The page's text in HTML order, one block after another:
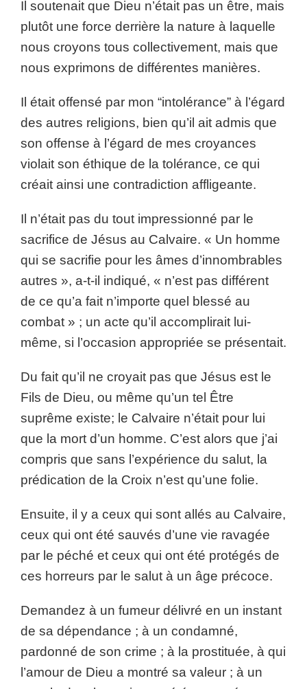
Il soutenait que Dieu n’était pas un être, mais
plutôt une force derrière la nature à laquelle
nous croyons tous collectivement, mais que
nous exprimons de différentes manières.
Il était offensé par mon “intolérance” à l’égard
des autres religions, bien qu’il ait admis que
son offense à l’égard de mes croyances
violait son éthique de la tolérance, ce qui
créait ainsi une contradiction affligeante.
Il n’était pas du tout impressionné par le
sacrifice de Jésus au Calvaire. « Un homme
qui se sacrifie pour les âmes d’innombrables
autres », a-t-il indiqué, « n’est pas différent
de ce qu’a fait n’importe quel blessé au
combat » ; un acte qu’il accomplirait lui-
même, si l’occasion appropriée se présentait.
Du fait qu’il ne croyait pas que Jésus est le
Fils de Dieu, ou même qu’un tel Être
suprême existe; le Calvaire n’était pour lui
que la mort d’un homme. C’est alors que j’ai
compris que sans l’expérience du salut, la
prédication de la Croix n’est qu’une folie.
Ensuite, il y a ceux qui sont allés au Calvaire,
ceux qui ont été sauvés d’une vie ravagée
par le péché et ceux qui ont été protégés de
ces horreurs par le salut à un âge précoce.
Demandez à un fumeur délivré en un instant
de sa dépendance ; à un condamné,
pardonné de son crime ; à la prostituée, à qui
l’amour de Dieu a montré sa valeur ; à un